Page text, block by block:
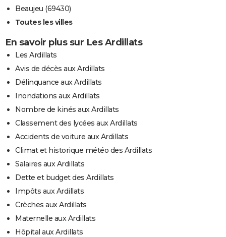
Beaujeu (69430)
Toutes les villes
En savoir plus sur Les Ardillats
Les Ardillats
Avis de décès aux Ardillats
Délinquance aux Ardillats
Inondations aux Ardillats
Nombre de kinés aux Ardillats
Classement des lycées aux Ardillats
Accidents de voiture aux Ardillats
Climat et historique météo des Ardillats
Salaires aux Ardillats
Dette et budget des Ardillats
Impôts aux Ardillats
Crèches aux Ardillats
Maternelle aux Ardillats
Hôpital aux Ardillats